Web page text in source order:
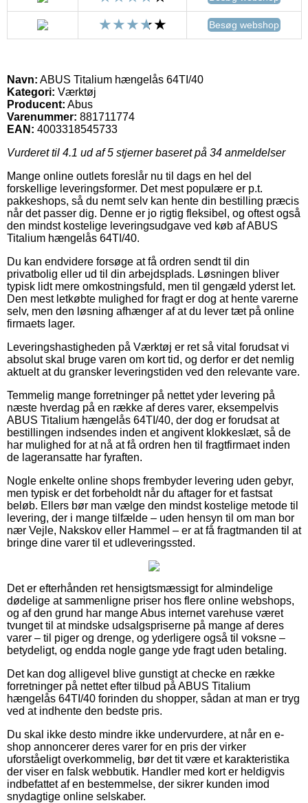
Besøg webshop
Navn: ABUS Titalium hængelås 64TI/40
Kategori: Værktøj
Producent: Abus
Varenummer: 881711774
EAN: 4003318545733
Vurderet til 4.1 ud af 5 stjerner baseret på 34 anmeldelser
Mange online outlets foreslår nu til dags en hel del
forskellige leveringsformer. Det mest populære er p.t.
pakkeshops, så du nemt selv kan hente din bestilling præcis
når det passer dig. Denne er jo rigtig fleksibel, og oftest også
den mindst kostelige leveringsudgave ved køb af ABUS
Titalium hængelås 64TI/40.
Du kan endvidere forsøge at få ordren sendt til din
privatbolig eller ud til din arbejdsplads. Løsningen bliver
typisk lidt mere omkostningsfuld, men til gengæld yderst let.
Den mest letkøbte mulighed for fragt er dog at hente varerne
selv, men den løsning afhænger af at du lever tæt på online
firmaets lager.
Leveringshastigheden på Værktøj er ret så vital forudsat vi
absolut skal bruge varen om kort tid, og derfor er det nemlig
aktuelt at du gransker leveringstiden ved den relevante vare.
Temmelig mange forretninger på nettet yder levering på
næste hverdag på en række af deres varer, eksempelvis
ABUS Titalium hængelås 64TI/40, der dog er forudsat at
bestillingen indsendes inden et angivent klokkeslæt, så de
har mulighed for at nå at få ordren hen til fragtfirmaet inden
de lageransatte har fyraften.
Nogle enkelte online shops frembyder levering uden gebyr,
men typisk er det forbeholdt når du aftager for et fastsat
beløb. Ellers bør man vælge den mindst kostelige metode til
levering, der i mange tilfælde – uden hensyn til om man bor
nær Vejle, Nakskov eller Hammel – er at få fragtmanden til at
bringe dine varer til et udleveringssted.
Det er efterhånden ret hensigtsmæssigt for almindelige
dødelige at sammenligne priser hos flere online webshops,
og af den grund har mange Abus internet varehuse været
tvunget til at mindske udsalgspriserne på mange af deres
varer – til piger og drenge, og yderligere også til voksne –
betydeligt, og endda nogle gange yde fragt uden betaling.
Det kan dog alligevel blive gunstigt at checke en række
forretninger på nettet efter tilbud på ABUS Titalium
hængelås 64TI/40 forinden du shopper, sådan at man er tryg
ved at indhente den bedste pris.
Du skal ikke desto mindre ikke undervurdere, at når en e-
shop annoncerer deres varer for en pris der virker
uforståeligt overkommelig, bør det tit være et karakteristika
der viser en falsk webbutik. Handler med kort er heldigvis
indbefattet af en bestemmelse, der sikrer kunden imod
snydagtige online selskaber.